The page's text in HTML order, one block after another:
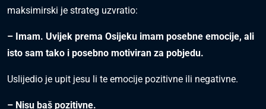
maksimirski je strateg uzvratio:
– Imam. Uvijek prema Osijeku imam posebne emocije, ali
isto sam tako i posebno motiviran za pobjedu.
Uslijedio je upit jesu li te emocije pozitivne ili negativne.
– Nisu baš pozitivne.